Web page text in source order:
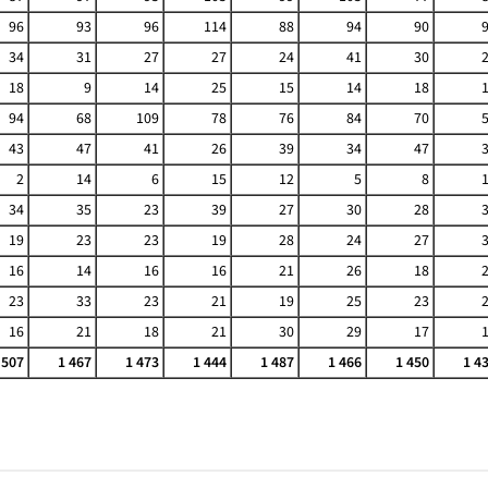
96 93 96 114 88 94 90
34 31 27 27 24 41 30
18 9 14 25 15 14 18
94 68 109 78 76 84 70
43 47 41 26 39 34 47
2 14 6 15 12 5 8
34 35 23 39 27 30 28
19 23 23 19 28 24 27
16 14 16 16 21 26 18
23 33 23 21 19 25 23
16 21 18 21 30 29 17
1 467 1 473 1 444 1 487 1 466 1 450 1